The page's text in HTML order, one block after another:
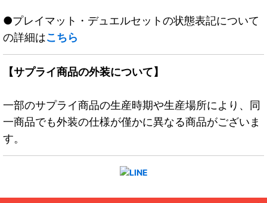
●プレイマット・デュエルセットの状態表記について
の詳細はこちら
【サプライ商品の外装について】
一部のサプライ商品の生産時期や生産場所により、同
一商品でも外装の仕様が僅かに異なる商品がございま
す。